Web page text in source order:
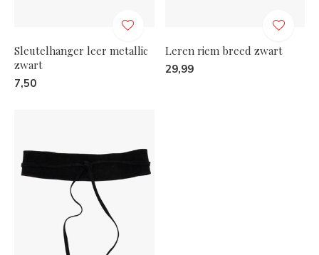
Sleutelhanger leer metallic
zwart
7,50
Leren riem breed zwart
29,99